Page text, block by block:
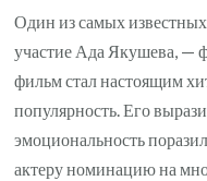
Один из самых
участие Ада Якушева, —
фильм стал настоящим
популярность. Его
эмоциональность
актеру номинацию на